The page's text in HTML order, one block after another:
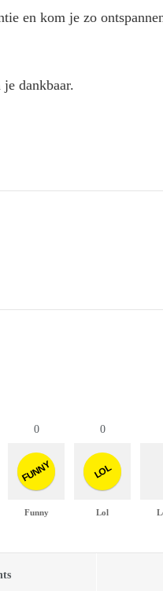
en kom je zo
dankbaar.
0
FUNNY
Funny
0
LOL
Lol